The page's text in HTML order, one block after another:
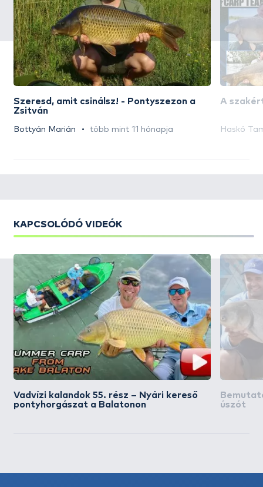
Szeresd, amit csinálsz! - Pontyszezon a
Zsitván
Bottyán Marián több mint 11 hónapja
A
Haskó
KAPCSOLÓDÓ VIDEÓK
Vadvízi kalandok 55. rész – Nyári kereső
pontyhorgászat a Balatonon
úszót